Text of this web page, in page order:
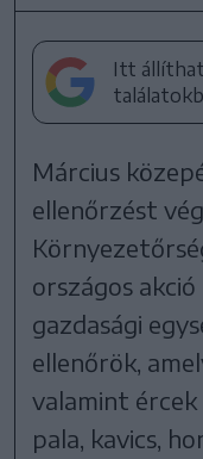
Itt
Március
ellenőrzést
országos
gazdasági
ellenőrök,
valamint ércek
pala, kavics,